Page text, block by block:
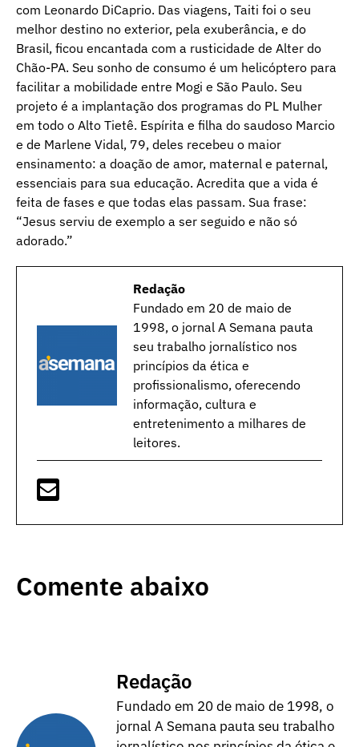
com Leonardo DiCaprio. Das viagens, Taiti foi o seu
melhor destino no exterior, pela exuberância, e do
Brasil, ficou encantada com a rusticidade de Alter do
Chão-PA. Seu sonho de consumo é um helicóptero para
facilitar a mobilidade entre Mogi e São Paulo. Seu
projeto é a implantação dos programas do PL Mulher
em todo o Alto Tietê. Espírita e filha do saudoso Marcio
e de Marlene Vidal, 79, deles recebeu o maior
ensinamento: a doação de amor, maternal e paternal,
essenciais para sua educação. Acredita que a vida é
feita de fases e que todas elas passam. Sua frase:
“Jesus serviu de exemplo a ser seguido e não só
adorado.”
Redação
Fundado em 20 de maio de
1998, o jornal A Semana pauta
seu trabalho jornalístico nos
princípios da ética e
profissionalismo, oferecendo
informação, cultura e
entretenimento a milhares de
leitores.
Comente abaixo
Redação
Fundado em 20 de maio de 1998, o
jornal A Semana pauta seu trabalho